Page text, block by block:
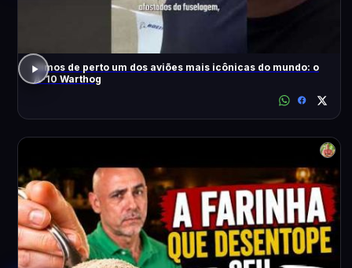
Vimos de perto um dos aviões mais icônicas do mundo: o
A-10 Warthog